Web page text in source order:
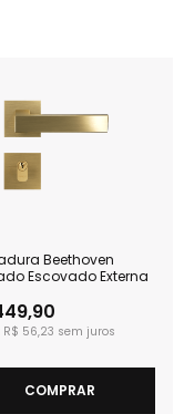
Beethoven
Escovado Externa
R$ 56,23
COMPRAR